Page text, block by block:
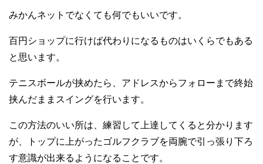
みかんネットでなくても何でもいいです。
百円ショップに行けば代わりになるものはいくらでもある
と思います。
テニスボールが挟めたら、アドレスからフォローまで終始
挟んだままスイングを行います。
この方法のいい所は、練習して上達してくると分かります
が、トップに上がったゴルフクラブを両腕で引っ張り下ろ
す意識が出来るようになることです。